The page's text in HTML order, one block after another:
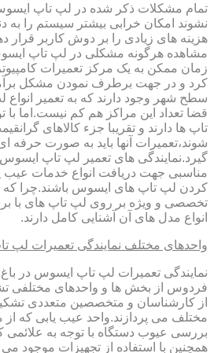
تمام مشکلات ذکر شده در لپ تاپ
نشوند امکان خرابی بیشتر سیستم را به
هزینه های زیادی را بر دوش کاربر قرار
مشاهده هرگونه مشکلی در لپ تاپ
زمان ممکن به یک مرکز تعمیرات
کرد و در جهت برطرف نمودن مشکل
سطح شهر وجود دارند که به تعمیر انواع
قضا تعداد این مراکز هم کم نیست.اما با
تاپ ها دارند و تقریبا جزء کالاهای
شوند،تعمیرات آنها باید به صورت حرفه
گیرد.نمایندگی های تعمیر لپ تاپ ایسوس
مناسبی جهت دریافت انواع خدمات عیب
کردن لپ تاپ های ایسوس باشند.چرا که
تخصصی و ویژه بر روی لپ تاپ های با
انواع مدل های آن آشنایی کامل دارند.
واحدهای مختلف نمایندگی تعمیرات لپ
نمایندگی تعمیرات لپ تاپ ایسوس در
فردوس از بخش ها و واحدهای مختلفی
از کارشناسان و متخصصین متعددی
مختلف می پردازند.واحد عیب یابی که
بررسی عیوب دستگاه با توجه به علائمی
همچنین با استفاده از تجهیزات موجود می